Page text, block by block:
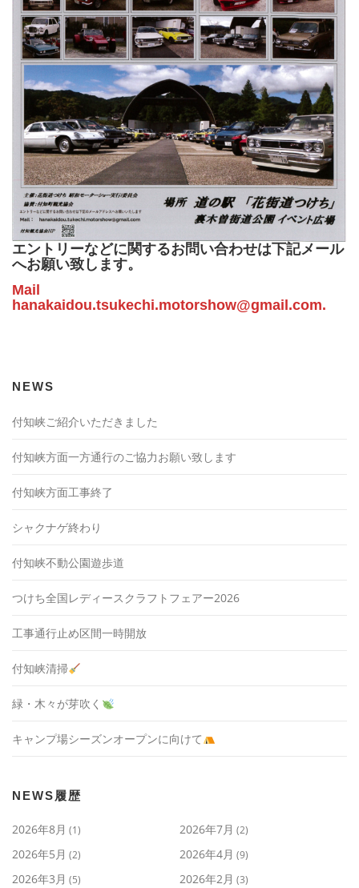
エントリーなどに関するお問い合わせは下記メール
へお願い致します。
Mail
hanakaidou.tsukechi.motorshow@gmail.com.
NEWS
付知峡ご紹介いただきました
付知峡方面一方通行のご協力お願い致します
付知峡方面工事終了
シャクナゲ終わり
付知峡不動公園遊歩道
つけち全国レディースクラフトフェアー2026
工事通行止め区間一時開放
付知峡清掃
緑・木々が芽吹く
キャンプ場シーズンオープンに向けて
NEWS履歴
2026年8月 (1) 2026年7月 (2)
2026年5月 (2) 2026年4月 (9)
2026年3月 (5) 2026年2月 (3)